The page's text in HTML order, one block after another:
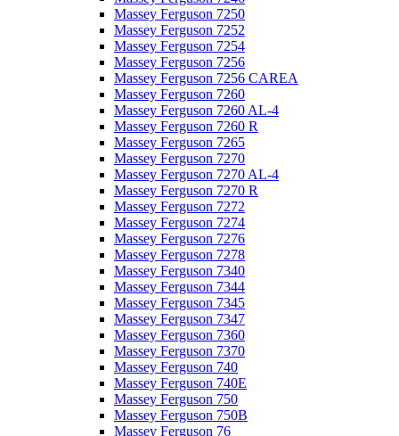
Massey Ferguson 7250
Massey Ferguson 7252
Massey Ferguson 7254
Massey Ferguson 7256
Massey Ferguson 7256 CAREA
Massey Ferguson 7260
Massey Ferguson 7260 AL-4
Massey Ferguson 7260 R
Massey Ferguson 7265
Massey Ferguson 7270
Massey Ferguson 7270 AL-4
Massey Ferguson 7270 R
Massey Ferguson 7272
Massey Ferguson 7274
Massey Ferguson 7276
Massey Ferguson 7278
Massey Ferguson 7340
Massey Ferguson 7344
Massey Ferguson 7345
Massey Ferguson 7347
Massey Ferguson 7360
Massey Ferguson 7370
Massey Ferguson 740
Massey Ferguson 740E
Massey Ferguson 750
Massey Ferguson 750B
Massey Ferguson 76